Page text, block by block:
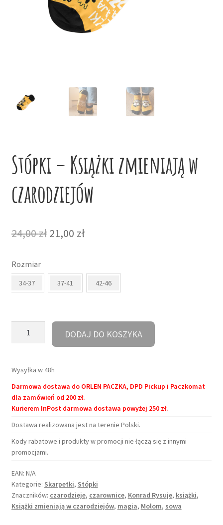
Niskie ceny
Stópki – Książki zmieniają w
czarodziejów
24,00zł Pierwotna
24,00 zł.
21,00 złAktualna
21,00 zł.
Rozmiar
34-37 37-41 42-46
zmieniają
w
czarodziejów
DODAJ DO KOSZYKA
Wysyłka w 48h
Darmowa dostawa do ORLEN PACZKA, DPD Pickup i Paczkomat
dla zamówień od 200 zł.
Kurierem InPost darmowa dostawa powyżej 250 zł.
Dostawa realizowana jest na terenie Polski.
Kody rabatowe i produkty w promocji nie łączą się z innymi
promocjami.
EAN: N/A
Kategorie: Skarpetki, Stópki
Znaczników: czarodzieje, czarownice, Konrad Rysuje, książki,
Książki zmieniają w czarodziejów, magia, Molom, sowa